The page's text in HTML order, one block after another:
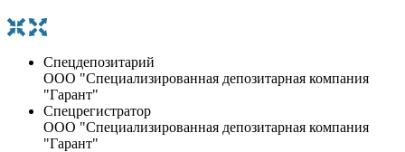
Спецдепозитарий
ООО "Специализированная депозитарная компания
"Гарант"
Спецрегистратор
ООО "Специализированная депозитарная компания
"Гарант"